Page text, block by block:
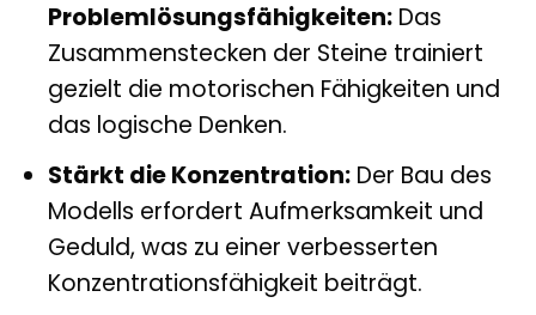
Problemlösungsfähigkeiten:Das
Zusammenstecken der Steine trainiert
gezielt die motorischen Fähigkeiten und
das logische Denken.
Stärkt die Konzentration:Der Bau des
Modells erfordert Aufmerksamkeit und
Geduld, was zu einer verbesserten
Konzentrationsfähigkeit beiträgt.